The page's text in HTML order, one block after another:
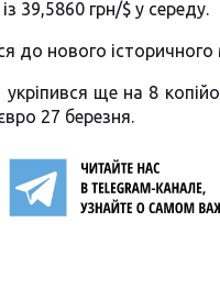
39,5860 грн/$ у середу.
до нового історичного
ще на 8
27 березня.